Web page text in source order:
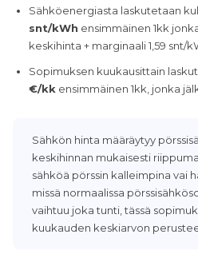
Sähköenergiasta laskutetaan
snt/kWh ensimmäinen 1kk
keskihinta + marginaali 1,59 snt/
Sopimuksen kuukausittain
€/kk ensimmäinen 1kk, jonka
Sähkön hinta määräytyy
keskihinnan mukaisesti
sähköä pörssin kalleimpina vai
missä normaalissa
vaihtuu joka tunti, tässä
kuukauden keskiarvon